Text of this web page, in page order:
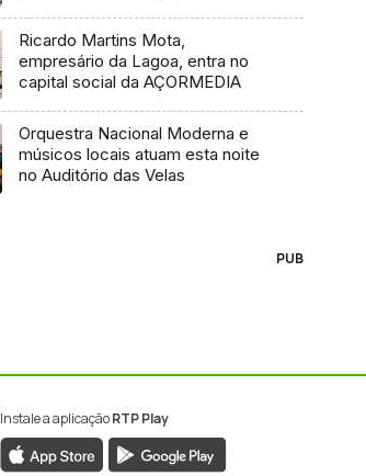
Ricardo Martins Mota,
empresário da Lagoa, entra no
capital social da AÇORMEDIA
Orquestra Nacional Moderna e
músicos locais atuam esta noite
no Auditório das Velas
PUB
Instale a aplicaçãoRTP Play